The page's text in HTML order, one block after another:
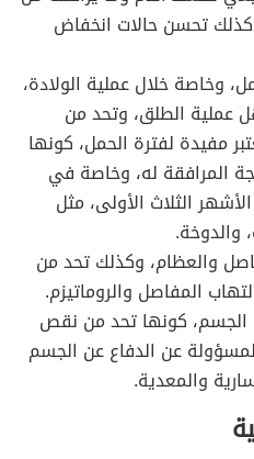
تحسن حالات انخفاض
وخاصة خلال عملية الولادة،
عملية الطلق، وتحد من
مفيدة لفترة الحمل، كونها
المرافقة له، وخاصة في
الثلاث الأولى، مثل
والدوخة.
والعظام، وكذلك تحد من
المفاصل والروماتيزم.
الجسم، كونها تحد من نقص
عن الدفاع عن الجسم
والمعدية.